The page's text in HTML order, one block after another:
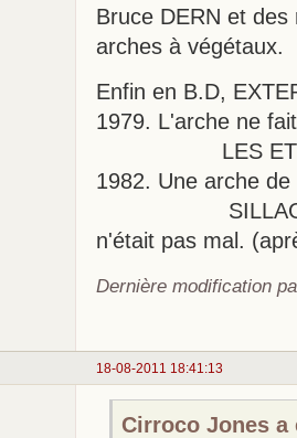
Bruce DERN et
arches à végétaux.
Enfin en B.D,
1979. L'arche ne
LES ETRES
1982. Une arche
SILLAGE de
n'était pas mal.
Dernière modification
18-08-2011 18:41:13
Cirroco Jones a